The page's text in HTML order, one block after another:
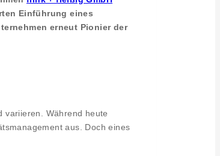
Einführung eines
erneut Pionier der
variieren. Während heute
aus. Doch eines